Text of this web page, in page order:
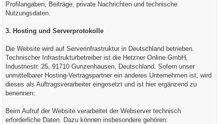
Profilangaben, Beiträge, private Nachrichten und technische
Nutzungsdaten.
3. Hosting und Serverprotokolle
Die Website wird auf Serverinfrastruktur in Deutschland betrieben.
Technischer Infrastrukturbetreiber ist die Hetzner Online GmbH,
Industriestr. 25, 91710 Gunzenhausen, Deutschland. Sofern unser
unmittelbarer Hosting-Vertragspartner ein anderes Unternehmen ist, wird
dieses als Auftragsverarbeiter eingesetzt und ist hier ergänzend zu
benennen:
Beim Aufruf der Website verarbeitet der Webserver technisch
erforderliche Daten. Dazu können insbesondere gehören: